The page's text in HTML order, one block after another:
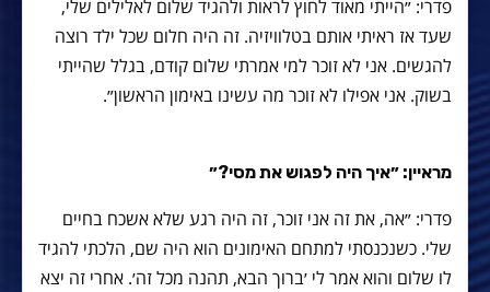
פדרי: ״הייתי מאוד לחוץ לראות ולהגיד שלום לאלילים שלי,
שעד אז ראיתי אותם בטלוויזיה. זה היה חלום שכל ילד רוצה
להגשים. אני לא זוכר למי אמרתי שלום קודם, בגלל שהייתי
בשוק. אני אפילו לא זוכר מה עשינו באימון הראשון״.
מראיין: ״איך היה לפגוש את מסי?״
פדרי: ״אה, את זה אני זוכר, זה היה רגע שלא אשכח בחיים
שלי. כשנכנסתי למתחם האימונים הוא היה שם, הלכתי להגיד
לו שלום והוא אמר לי ׳ברוך הבא, תהנה מכל זה׳. אחרי זה יצא